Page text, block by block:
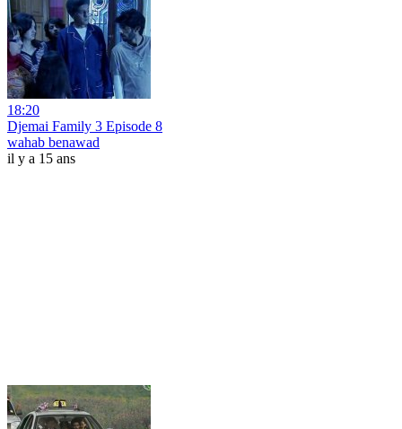
18:20
Djemai Family 3 Episode 8
wahab benawad
il y a 15 ans